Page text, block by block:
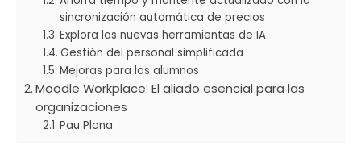
sincronización automática de precios
Explora las nuevas herramientas de IA
Gestión del personal simplificada
Mejoras para los alumnos
Moodle Workplace: El aliado esencial para las
organizaciones
Pau Plana